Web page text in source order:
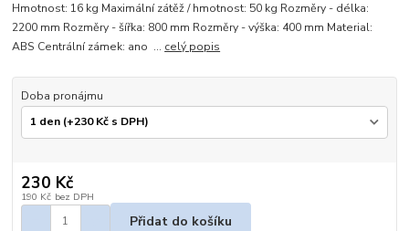
Hmotnost: 16 kg Maximální zátěž / hmotnost: 50 kg Rozměry - délka:
2200 mm Rozměry - šířka: 800 mm Rozměry - výška: 400 mm Material:
ABS Centrální zámek: ano ... celý popis
Doba pronájmu
230 Kč
190 Kč bez DPH
Přidat do košíku